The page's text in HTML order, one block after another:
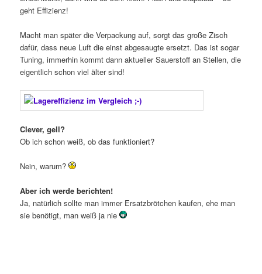
geht Effizienz!
Macht man später die Verpackung auf, sorgt das große Zisch
dafür, dass neue Luft die einst abgesaugte ersetzt. Das ist sogar
Tuning, immerhin kommt dann aktueller Sauerstoff an Stellen, die
eigentlich schon viel älter sind!
Clever, gell?
Ob ich schon weiß, ob das funktioniert?
Nein, warum?
Aber ich werde berichten!
Ja, natürlich sollte man immer Ersatzbrötchen kaufen, ehe man
sie benötigt, man weiß ja nie